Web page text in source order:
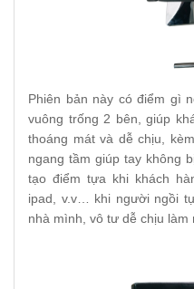
Phiên bản này có điểm gì
vuông trống 2 bên, giúp
thoáng mát và dễ chịu,
ngang tầm giúp tay không
tạo điểm tựa khi khách
ipad, v.v… khi người ngồi
nhà mình, vô tư dễ chịu làm